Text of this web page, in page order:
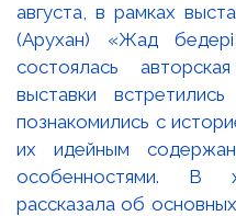
августа, в рамках
(Арухан) «Жад
состоялась
выставки
познакомились с
их идейным
особенностями. В
рассказала об